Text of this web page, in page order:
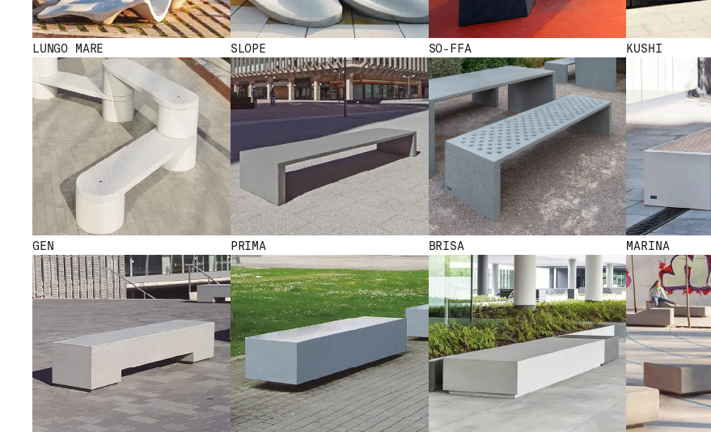
LUNGO MARE SLOPE SO-FFA KUSHI
GEN PRIMA BRISA MARINA